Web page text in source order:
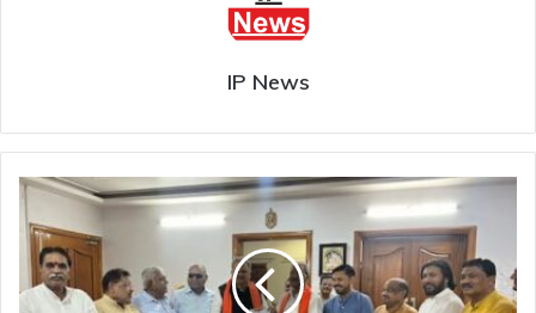
IP News
छत्तीसगढ़
अंततः
शिक्षा
मंत्री